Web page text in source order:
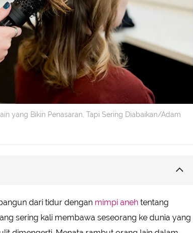
yang Bikin Penasaran, Tapi Sering Diabaikan/Adam
dari tidur dengan mimpi aneh tentang
sering kali membawa seseorang ke dunia yang